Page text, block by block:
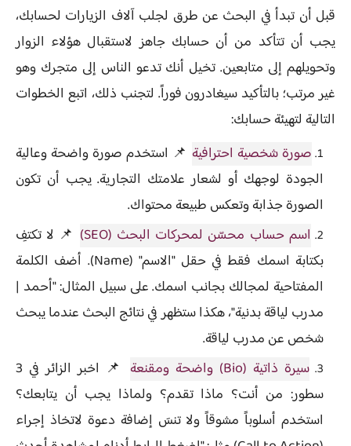
قبل أن تبدأ في البحث عن طرق لجلب آلاف الزيارات لحسابك،
يجب أن تتأكد من أن حسابك جاهز لاستقبال هؤلاء الزوار
وتحويلهم إلى متابعين. تخيل أنك تدعو الناس إلى متجرك وهو
غير مرتب؛ بالتأكيد سيغادرون فوراً. لتجنب ذلك، اتبع الخطوات
التالية لتهيئة حسابك:
صورة شخصية احترافية 📌 استخدم صورة واضحة وعالية
الجودة لوجهك أو لشعار علامتك التجارية. يجب أن تكون
الصورة جذابة وتعكس طبيعة محتواك.
اسم حساب محسّن لمحركات البحث (SEO)
📌 لا تكتفِ
بكتابة اسمك فقط في حقل "الاسم" (Name). أضف الكلمة
المفتاحية لمجالك بجانب اسمك. على سبيل المثال: "أحمد |
مدرب لياقة بدنية"، هكذا ستظهر في نتائج البحث عندما يبحث
شخص عن مدرب لياقة.
سيرة ذاتية (Bio) واضحة ومقنعة
📌 اخبر الزائر في 3
سطور: من أنت؟ ماذا تقدم؟ ولماذا يجب أن يتابعك؟
استخدم أسلوباً مشوقاً ولا تنسَ إضافة دعوة لاتخاذ إجراء